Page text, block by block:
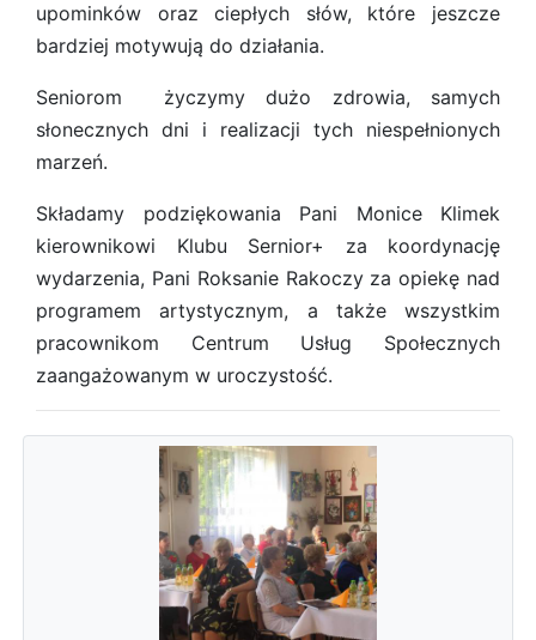
upominków oraz ciepłych słów, które jeszcze
bardziej motywują do działania.
Seniorom życzymy dużo zdrowia, samych
słonecznych dni i realizacji tych niespełnionych
marzeń.
Składamy podziękowania Pani Monice Klimek
kierownikowi Klubu Sernior+ za koordynację
wydarzenia, Pani Roksanie Rakoczy za opiekę nad
programem artystycznym, a także wszystkim
pracownikom Centrum Usług Społecznych
zaangażowanym w uroczystość.